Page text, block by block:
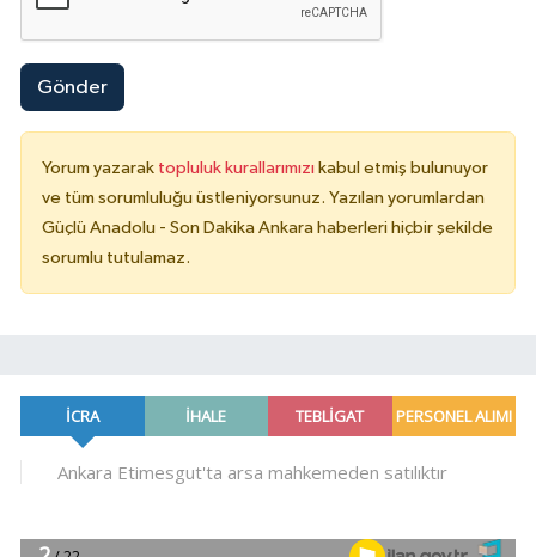
Gönder
Yorum yazarak topluluk kurallarımızı kabul etmiş bulunuyor
ve tüm sorumluluğu üstleniyorsunuz. Yazılan yorumlardan
Güçlü Anadolu - Son Dakika Ankara haberleri hiçbir şekilde
sorumlu tutulamaz.